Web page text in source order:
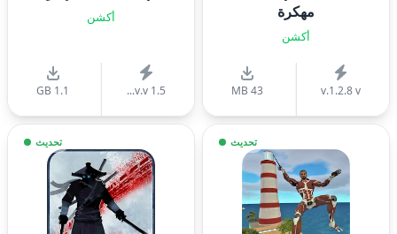
مهكرة
أكشن
v.1.2.8 v
43 MB
أكشن
v.v 1.5...
1.1 GB
تحديث تحديث